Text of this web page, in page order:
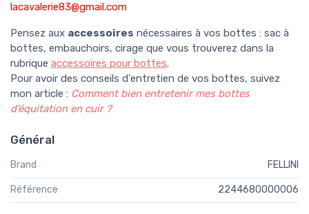
lacavalerie83@gmail.com
Pensez aux accessoires nécessaires à vos bottes : sac à
bottes, embauchoirs, cirage que vous trouverez dans la
rubrique accessoires pour bottes.
Pour avoir des conseils d'entretien de vos bottes, suivez
mon article : Comment bien entretenir mes bottes
d’équitation en cuir ?
Général
Brand FELLINI
Référence 2244680000006